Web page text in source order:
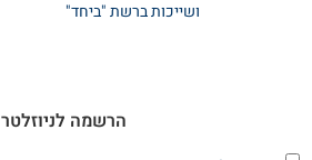
ושייכות ברשת "ביחד"
הרשמה לניוזלטר